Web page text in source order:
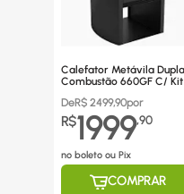
Calefator Metávila Dupla
Combustão 660GF C/ Kit
DeR$ 2499,90por
R$1999,90
no boleto ou Pix
COMPRAR